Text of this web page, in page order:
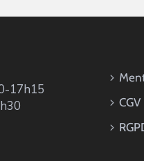
17h15
CGV